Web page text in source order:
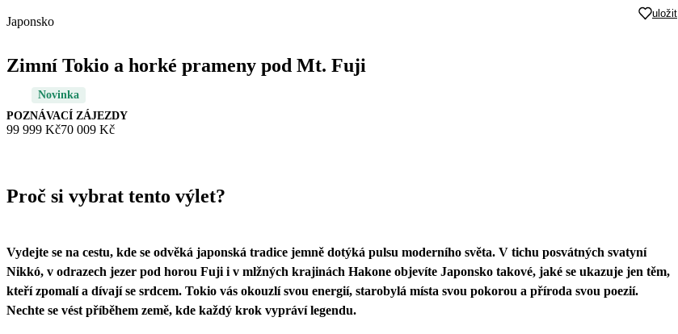
Japonsko
uložit
Zimní Tokio a horké prameny pod Mt. Fuji
Novinka
POZNÁVACÍ ZÁJEZDY
99 999 Kč70 009 Kč
Proč si vybrat tento výlet?
Vydejte se na cestu, kde se odvěká japonská tradice jemně dotýká pulsu moderního světa. V tichu posvátných svatyní
Nikkó, v odrazech jezer pod horou Fuji i v mlžných krajinách Hakone objevíte Japonsko takové, jaké se ukazuje jen těm,
kteří zpomalí a dívají se srdcem. Tokio vás okouzlí svou energií, starobylá místa svou pokorou a příroda svou poezií.
Nechte se vést příběhem země, kde každý krok vypráví legendu.